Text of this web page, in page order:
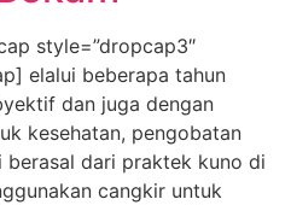
style=”dropcap3″
elalui beberapa tahun
dan juga dengan
kesehatan, pengobatan
berasal dari praktek kuno di
cangkir untuk